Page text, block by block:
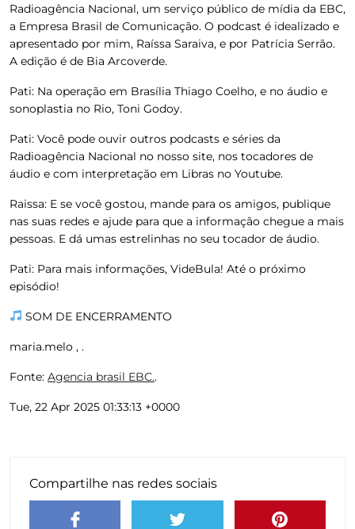
Radioagência Nacional, um serviço público de mídia da EBC,
a Empresa Brasil de Comunicação. O podcast é idealizado e
apresentado por mim, Raíssa Saraiva, e por Patrícia Serrão.
A edição é de Bia Arcoverde.
Pati: Na operação em Brasília Thiago Coelho, e no áudio e
sonoplastia no Rio, Toni Godoy.
Pati: Você pode ouvir outros podcasts e séries da
Radioagência Nacional no nosso site, nos tocadores de
áudio e com interpretação em Libras no Youtube.
Raissa: E se você gostou, mande para os amigos, publique
nas suas redes e ajude para que a informação chegue a mais
pessoas. E dá umas estrelinhas no seu tocador de áudio.
Pati: Para mais informações, VideBula! Até o próximo
episódio!
SOM DE ENCERRAMENTO
maria.melo , .
Fonte: Agencia brasil EBC..
Tue, 22 Apr 2025 01:33:13 +0000
Compartilhe nas redes sociais